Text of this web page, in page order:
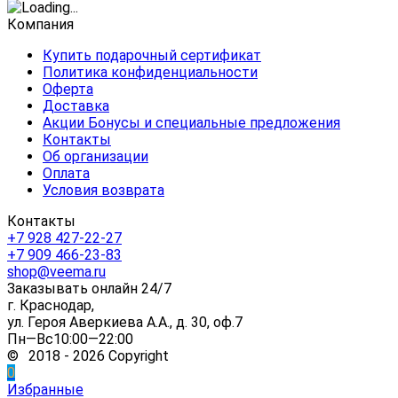
Компания
Купить подарочный сертификат
Политика конфиденциальности
Оферта
Доставка
Акции Бонусы и специальные предложения
Контакты
Об организации
Оплата
Условия возврата
Контакты
+7 928 427-22-27
+7 909 466-23-83
shop@veema.ru
Заказывать онлайн 24/7
г. Краснодар,
ул. Героя Аверкиева А.А., д. 30, оф.7
Пн—Вс10:00—22:00
© 2018 - 2026 Copyright
0
Избранные